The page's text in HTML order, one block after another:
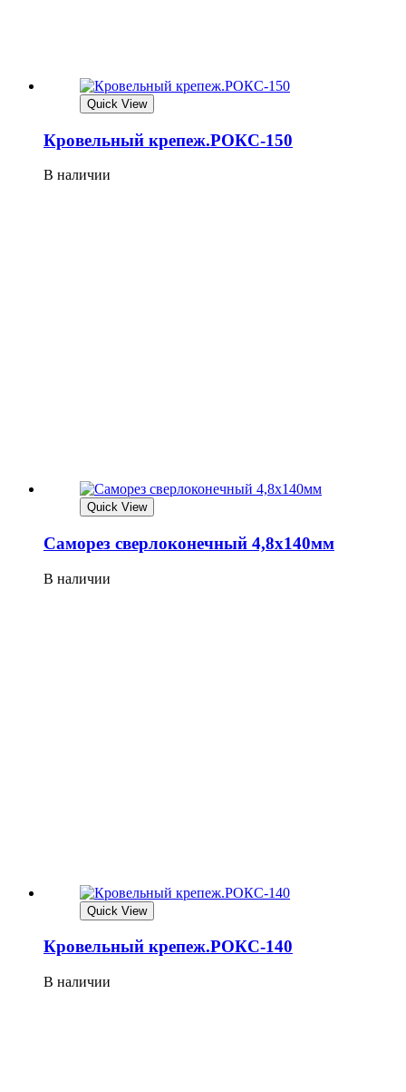
Quick View
Кровельный крепеж.РОКС-150
В наличии
Quick View
Саморез сверлоконечный 4,8х140мм
В наличии
Quick View
Кровельный крепеж.РОКС-140
В наличии